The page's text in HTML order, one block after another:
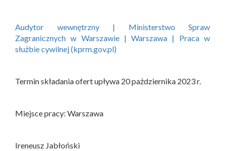
Audytor wewnętrzny | Ministerstwo Spraw
Zagranicznych w Warszawie | Warszawa | Praca w
służbie cywilnej (kprm.gov.pl)
Termin składania ofert upływa 20 października 2023 r.
Miejsce pracy: Warszawa
Ireneusz Jabłoński